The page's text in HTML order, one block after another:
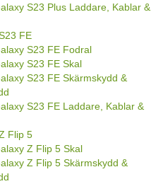
S23 Plus Laddare, Kablar &
FE
S23 FE Fodral
S23 FE Skal
S23 FE Skärmskydd &
S23 FE Laddare, Kablar &
Flip 5
Z Flip 5 Skal
Z Flip 5 Skärmskydd &